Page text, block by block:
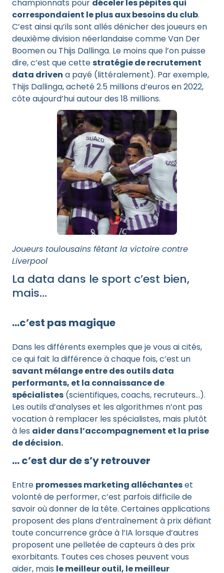
championnats pour déceler les pépites qui
correspondaient le plus aux besoins du club.
C’est ainsi qu’ils sont allés dénicher des joueurs en
deuxième division néerlandaise comme Van Der
Boomen ou Thijs Dallinga. Le moins que l’on puisse
dire, c’est que cettestratégie de recrutement
data driven a payé (littéralement). Par exemple,
Thijs Dallinga, acheté 2.5 millions d’euros en 2022,
côte aujourd’hui autour des 18 millions.
Joueurs toulousains fêtant la victoire contre
Liverpool
La data dans le sport c’est bien,
mais…
…c’est pas magique
Dans les différents exemples que je vous ai cités,
ce qui fait la différence à chaque fois, c’est un
savant mélange entre des outils data
performants, et la connaissance de
spécialistes (scientifiques, coachs, recruteurs…).
Les outils d’analyses et les algorithmes n’ont pas
vocation à remplacer les spécialistes, mais plutôt
à les aider dans l’accompagnement et la prise
de décision.
… c’est dur de s’y retrouver
Entre promesses marketing alléchanteset
volonté de performer, c’est parfois difficile de
savoir où donner de la tête. Certaines applications
proposent des plans d’entraînement à prix défiant
toute concurrence grâce à l’IA lorsque d’autres
proposent une pelletée de capteurs à des prix
exorbitants. Toutes ces choses peuvent vous
aider, mais le meilleur outil, le meilleur